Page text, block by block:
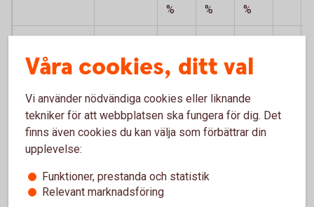
%
%
%
%
%
%
%
%
Till exempel "topplån". Bolån i Laholms Sparbank, inte i
Swedbank Hypotek.
Visa fler
Våra cookies, ditt val
Vi använder nödvändiga cookies eller liknande
tekniker för att webbplatsen ska fungera för dig. Det
finns även cookies du kan välja som förbättrar din
upplevelse:
Funktioner, prestanda och statistik
Relevant marknadsföring